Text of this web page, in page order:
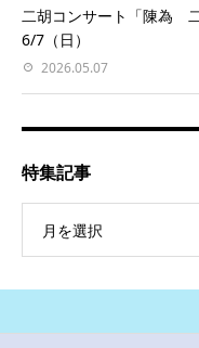
二胡コンサート「陳為
6/7（日）
2026.05.07
特集記事
月を選択